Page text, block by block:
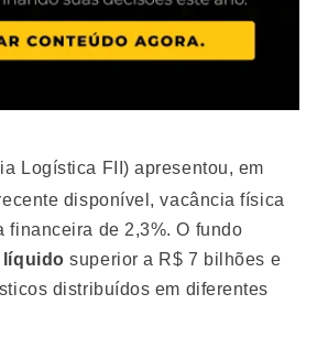
Logística FII) apresentou, em
disponível, vacância física
financeira de 2,3%. O fundo
líquido superior a R$ 7 bilhões e
distribuídos em diferentes